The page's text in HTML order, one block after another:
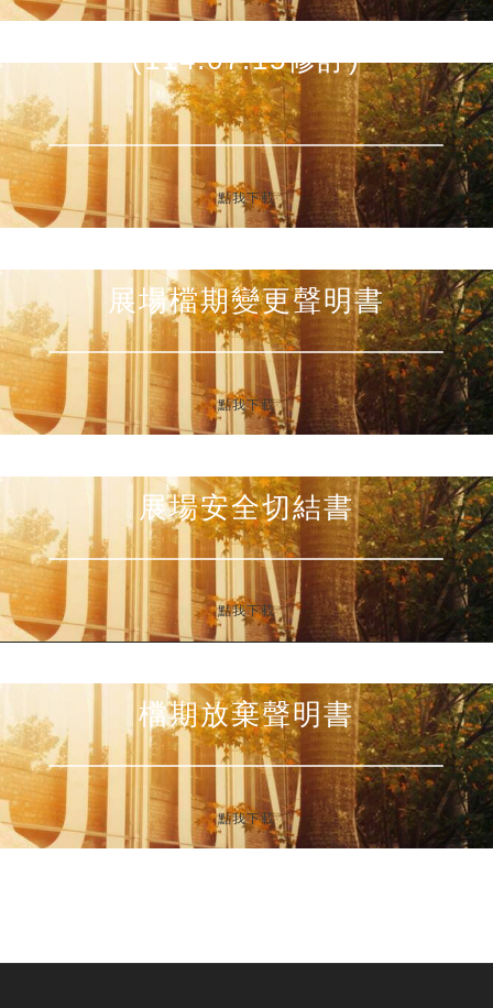
展覽活動申請審查作業要點
(114.07.15修訂)
點我下載
展場檔期變更聲明書
點我下載
展場安全切結書
點我下載
檔期放棄聲明書
點我下載